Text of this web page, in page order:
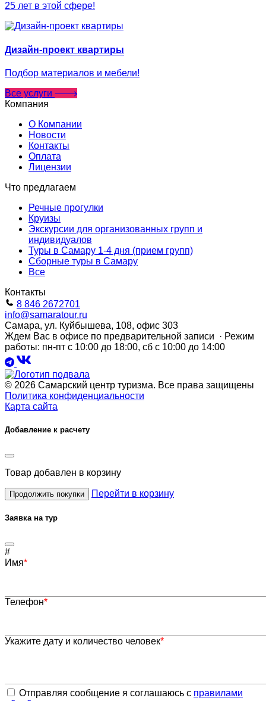
25 лет в этой сфере!
Дизайн-проект квартиры
Подбор материалов и мебели!
Все услуги
Компания
О Компании
Новости
Контакты
Оплата
Лицензии
Что предлагаем
Речные прогулки
Круизы
Экскурсии для организованных групп и
индивидуалов
Туры в Самару 1-4 дня (прием групп)
Сборные туры в Самару
Все
Контакты
8 846 2672701
info@samaratour.ru
Самара, ул. Куйбышева, 108, офис 303
Ждем Вас в офисе по предварительной записи · Режим
работы: пн-пт с 10:00 до 18:00, сб с 10:00 до 14:00
© 2026 Самарский центр туризма. Все права защищены
Политика конфиденциальности
Карта сайта
Добавление к расчету
Товар добавлен в корзину
Продолжить покупки Перейти в корзину
Заявка на тур
#
Имя*
Телефон*
Укажите дату и количество человек*
Отправляя сообщение я соглашаюсь с правилами